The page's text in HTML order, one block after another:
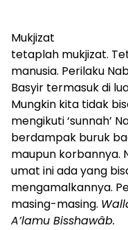
Mukjizat
tetaplah mukjizat.
manusia. Perilaku
Basyir termasuk di
Mungkin kita tidak
mengikuti ‘sunnah’
berdampak buruk
maupun korbannya.
umat ini ada yang
mengamalkannya.
masing-masing.
A’lamu Bisshawâb.